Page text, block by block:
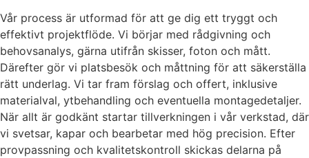
Vår process är utformad för att ge dig ett tryggt och
effektivt projektflöde. Vi börjar med rådgivning och
behovsanalys, gärna utifrån skisser, foton och mått.
Därefter gör vi platsbesök och måttning för att säkerställa
rätt underlag. Vi tar fram förslag och offert, inklusive
materialval, ytbehandling och eventuella montagedetaljer.
När allt är godkänt startar tillverkningen i vår verkstad, där
vi svetsar, kapar och bearbetar med hög precision. Efter
provpassning och kvalitetskontroll skickas delarna på